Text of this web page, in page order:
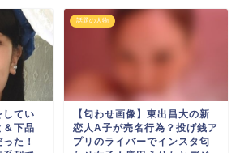
してい
＆下品
た！
話題の人物
【匂わせ画像】東出昌大の新
恋人A子が売名行為？投げ銭ア
プリのライバーでインスタ匂